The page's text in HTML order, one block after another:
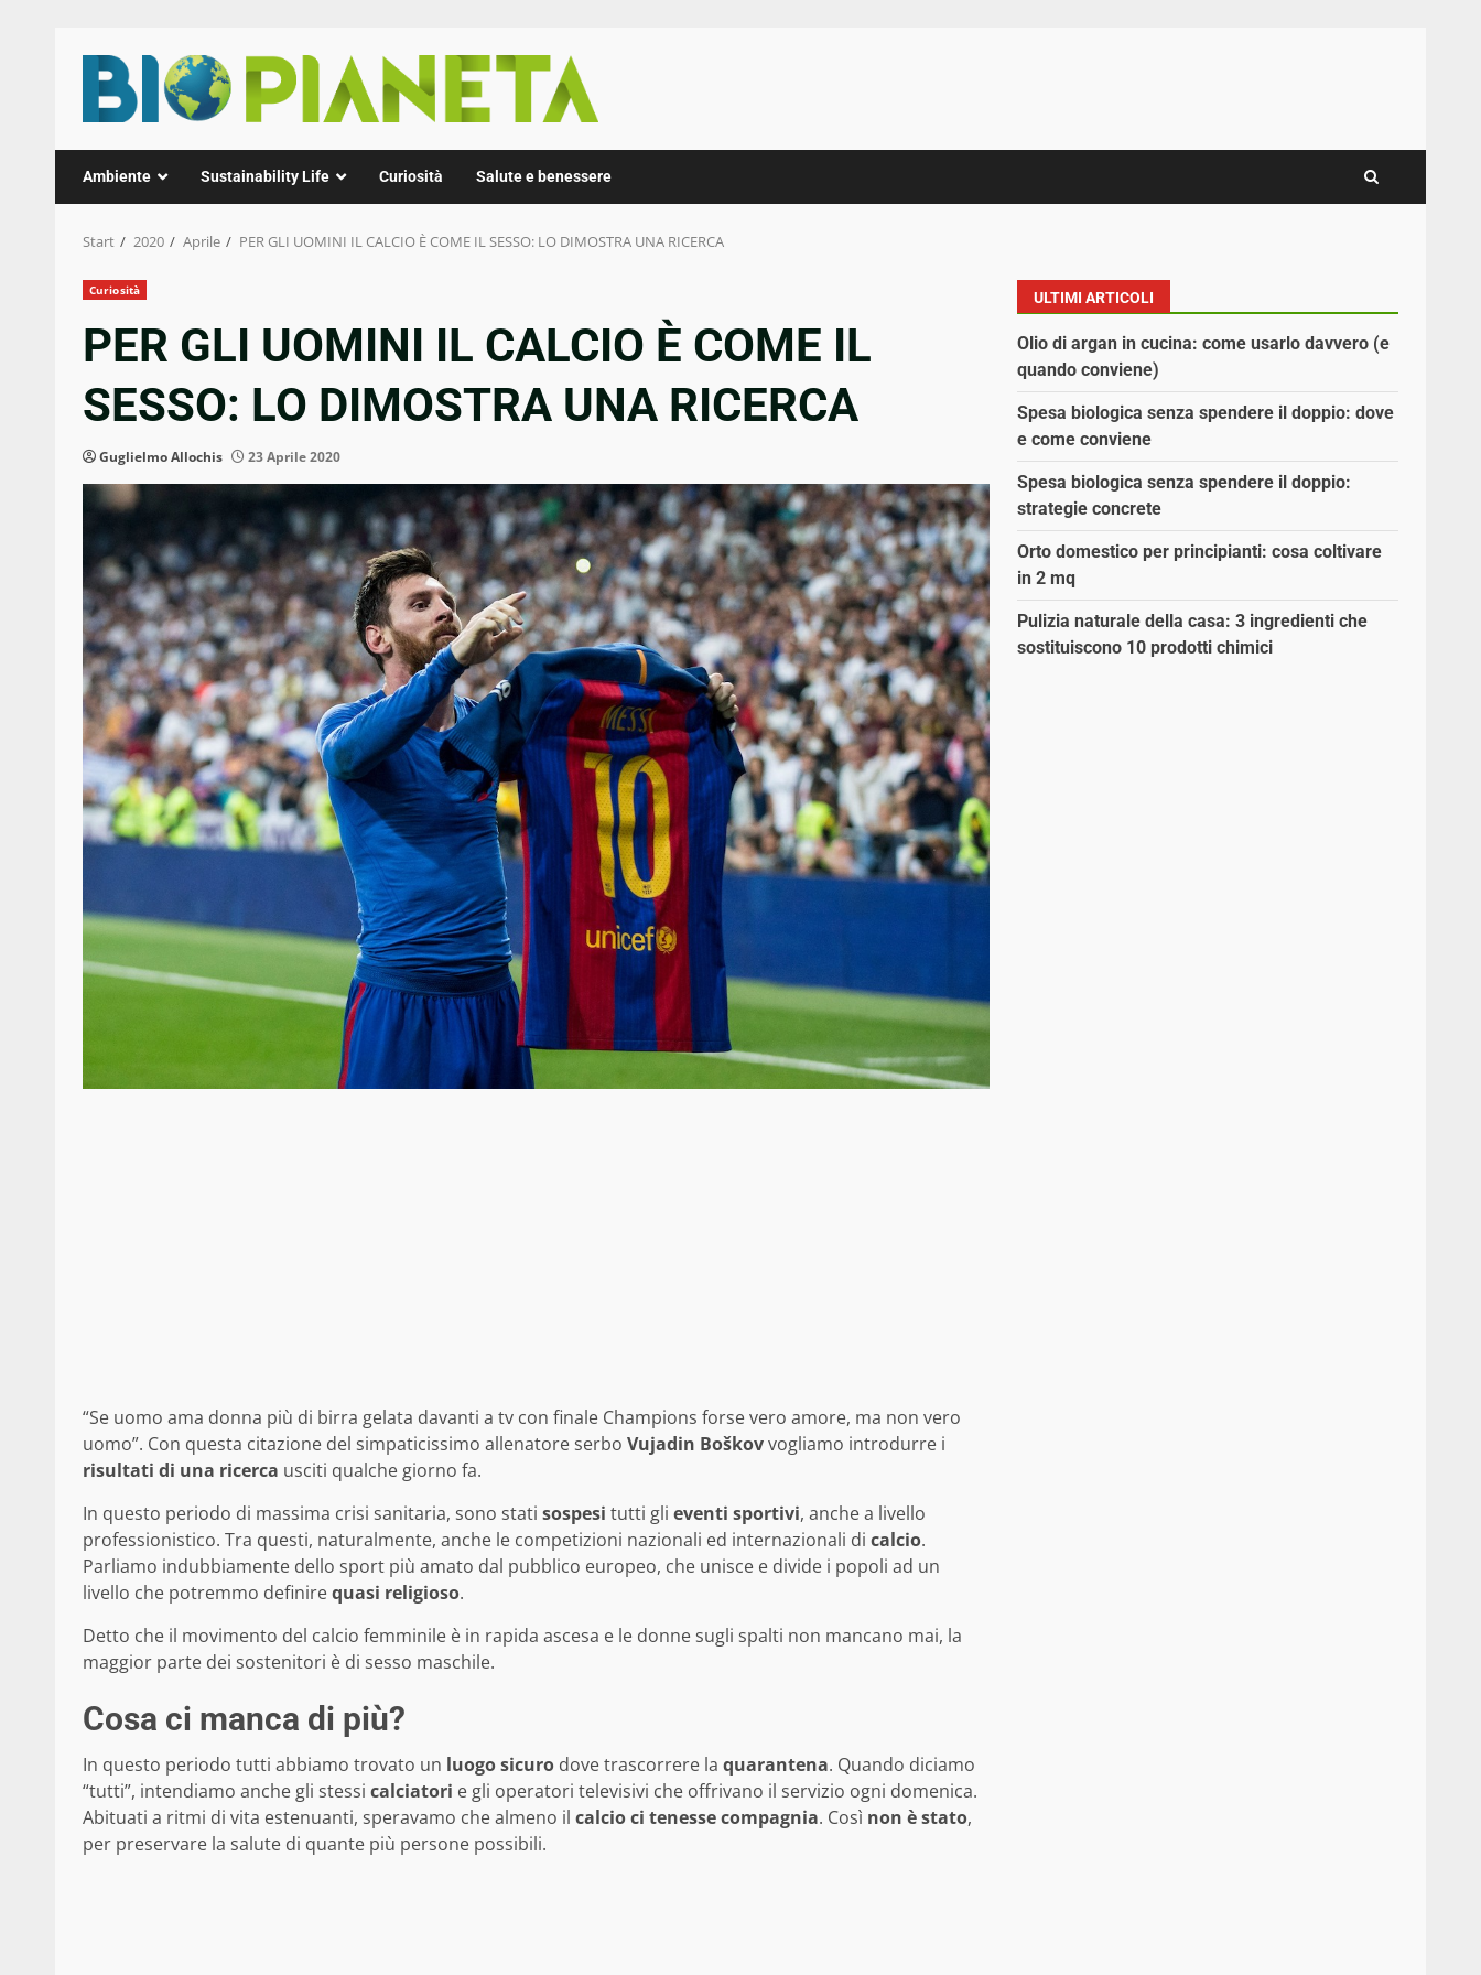
Inhalt
springen
Ambiente Sustainability Life Curiosità Salute e benessere
Start 2020 Aprile PER GLI UOMINI IL CALCIO È COME IL SESSO: LO DIMOSTRA UNA RICERCA
Curiosità
PER GLI UOMINI IL CALCIO È COME IL
SESSO: LO DIMOSTRA UNA RICERCA
Guglielmo Allochis 23 Aprile 2020
“Se uomo ama donna più di birra gelata davanti a tv con finale Champions forse vero amore, ma non vero
uomo”. Con questa citazione del simpaticissimo allenatore serbo Vujadin Boškovvogliamo introdurre i
risultati di una ricerca usciti qualche giorno fa.
In questo periodo di massima crisi sanitaria, sono stati sospesi tutti gli eventi sportivi, anche a livello
professionistico. Tra questi, naturalmente, anche le competizioni nazionali ed internazionali di calcio.
Parliamo indubbiamente dello sport più amato dal pubblico europeo, che unisce e divide i popoli ad un
livello che potremmo definirequasi religioso.
Detto che il movimento del calcio femminile è in rapida ascesa e le donne sugli spalti non mancano mai, la
maggior parte dei sostenitori è di sesso maschile.
Cosa ci manca di più?
In questo periodo tutti abbiamo trovato un luogo sicuro dove trascorrere la quarantena. Quando diciamo
“tutti”, intendiamo anche gli stessi calciatori e gli operatori televisivi che offrivano il servizio ogni domenica.
Abituati a ritmi di vita estenuanti, speravamo che almeno il calcio ci tenesse compagnia. Così non è stato,
per preservare la salute di quante più persone possibili.
ULTIMI ARTICOLI
Olio di argan in cucina: come usarlo davvero (e
quando conviene)
Spesa biologica senza spendere il doppio: dove
e come conviene
Spesa biologica senza spendere il doppio:
strategie concrete
Orto domestico per principianti: cosa coltivare
in 2 mq
Pulizia naturale della casa: 3 ingredienti che
sostituiscono 10 prodotti chimici